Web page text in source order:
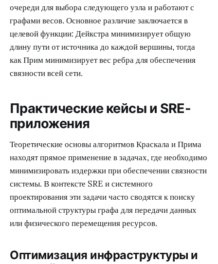
очереди для выбора следующего узла и работают с
графами весов. Основное различие заключается в
целевой функции: Дейкстра минимизирует общую
длину пути от источника до каждой вершины, тогда
как Прим минимизирует вес ребра для обеспечения
связности всей сети.
Практические кейсы и SRE-
приложения
Теоретические основы алгоритмов Краскала и Прима
находят прямое применение в задачах, где необходимо
минимизировать издержки при обеспечении связности
системы. В контексте SRE и системного
проектирования эти задачи часто сводятся к поиску
оптимальной структуры графа для передачи данных
или физического перемещения ресурсов.
Оптимизация инфраструктуры и